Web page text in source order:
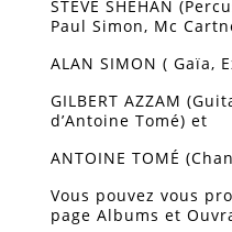
STEVE SHEHAN
Paul Simon, Mc
ALAN SIMON ( Gaïa,
GILBERT AZZAM
d’Antoine Tomé) et
ANTOINE TOMÉ
Vous pouvez vous
page Albums et